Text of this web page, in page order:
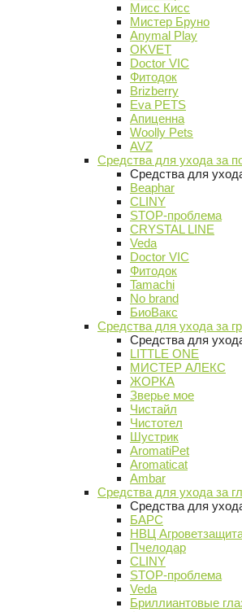
Мисс Кисс
Мистер Бруно
Anymal Play
OKVET
Doctor VIC
Фитодок
Brizberry
Eva PETS
Апиценна
Woolly Pets
AVZ
Средства для ухода за
Средства для
Beaphar
CLINY
STOP-проблема
CRYSTAL LINE
Veda
Doctor VIC
Фитодок
Tamachi
No brand
БиоВакс
Средства для ухода за
Средства для
LITTLE ONE
МИСТЕР АЛЕКС
ЖОРКА
Зверье мое
Чистайл
Чистотел
Шустрик
AromatiPet
Aromaticat
Ambar
Средства для ухода за
Средства для
БАРС
НВЦ
Пчелодар
CLINY
STOP-проблема
Veda
Бриллиантовые